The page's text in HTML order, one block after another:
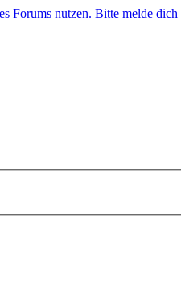
Forums nutzen. Bitte melde